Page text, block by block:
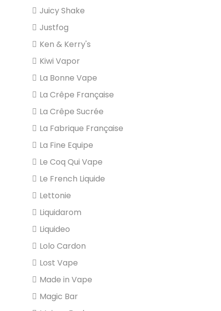
Juicy Shake
Justfog
Ken & Kerry's
Kiwi Vapor
La Bonne Vape
La Crêpe Française
La Crêpe Sucrée
La Fabrique Française
La Fine Equipe
Le Coq Qui Vape
Le French Liquide
Lettonie
Liquidarom
Liquideo
Lolo Cardon
Lost Vape
Made in Vape
Magic Bar